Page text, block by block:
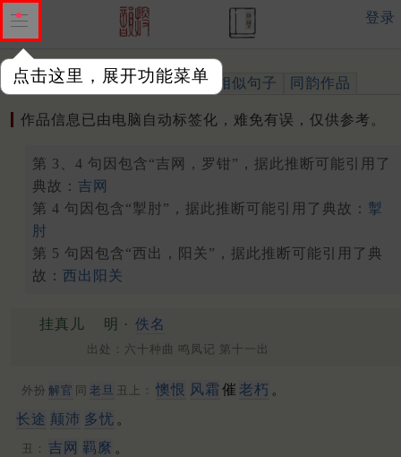
点击这里，展开功能菜单
登录
作品 标注四声 出处、引用 相似句子 同韵作品
作品信息已由电脑自动标签化，难免有误，仅供参考。
第 3、4 句因包含“吉网，罗钳”，据此推断可能引用了
典故： 吉网
第 4 句因包含“掣肘”，据此推断可能引用了典故： 掣
肘
第 5 句因包含“西出，阳关”，据此推断可能引用了典
故： 西出阳关
挂真儿 明 · 佚名
出处：六十种曲 鸣凤记 第十一出
外扮 解官 同 老旦 丑上： 懊恨 风霜 催 老朽 。
长途 颠沛 多忧 。
丑： 吉 网 羁縻 。